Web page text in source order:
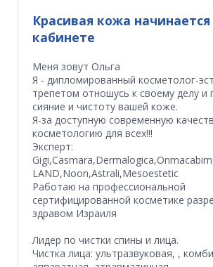
Красивая кожа
кабинете
Меня зовут Ольга
Я - дипломированный косметолог-
трепетом отношусь к своему делу и
сияние и чистоту вашей коже.
Я-за доступную современную
косметологию для всех!!!
Эксперт:
LAND,Noon,Astrali,Mesoestetic
Работаю на профессиональной
сертифицированной косметике
здравом Израиля
Лидер по чистки спины и лица.
Чистка лица: ультразвуковая, ,